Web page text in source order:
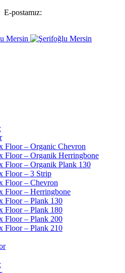
E-postamız:
Floor – Organic Chevron
Floor – Organik Herringbone
Floor – Organik Plank 130
Floor – 3 Strip
Floor – Chevron
Floor – Herringbone
Floor – Plank 130
Floor – Plank 180
Floor – Plank 200
Floor – Plank 210